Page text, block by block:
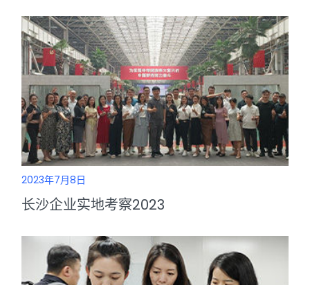
2023年7月8日
长沙企业实地考察2023